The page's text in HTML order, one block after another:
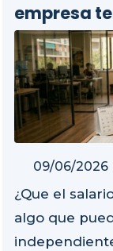
empresa
09/06/2026
¿Que el
algo que